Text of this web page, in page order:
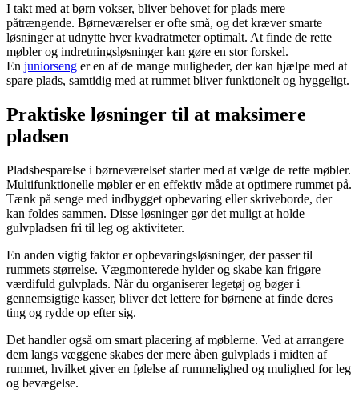
I takt med at børn vokser, bliver behovet for plads mere
påtrængende. Børneværelser er ofte små, og det kræver smarte
løsninger at udnytte hver kvadratmeter optimalt. At finde de rette
møbler og indretningsløsninger kan gøre en stor forskel.
En juniorseng er en af de mange muligheder, der kan hjælpe med at
spare plads, samtidig med at rummet bliver funktionelt og hyggeligt.
Praktiske løsninger til at maksimere
pladsen
Pladsbesparelse i børneværelset starter med at vælge de rette møbler.
Multifunktionelle møbler er en effektiv måde at optimere rummet på.
Tænk på senge med indbygget opbevaring eller skriveborde, der
kan foldes sammen. Disse løsninger gør det muligt at holde
gulvpladsen fri til leg og aktiviteter.
En anden vigtig faktor er opbevaringsløsninger, der passer til
rummets størrelse. Vægmonterede hylder og skabe kan frigøre
værdifuld gulvplads. Når du organiserer legetøj og bøger i
gennemsigtige kasser, bliver det lettere for børnene at finde deres
ting og rydde op efter sig.
Det handler også om smart placering af møblerne. Ved at arrangere
dem langs væggene skabes der mere åben gulvplads i midten af
rummet, hvilket giver en følelse af rummelighed og mulighed for leg
og bevægelse.